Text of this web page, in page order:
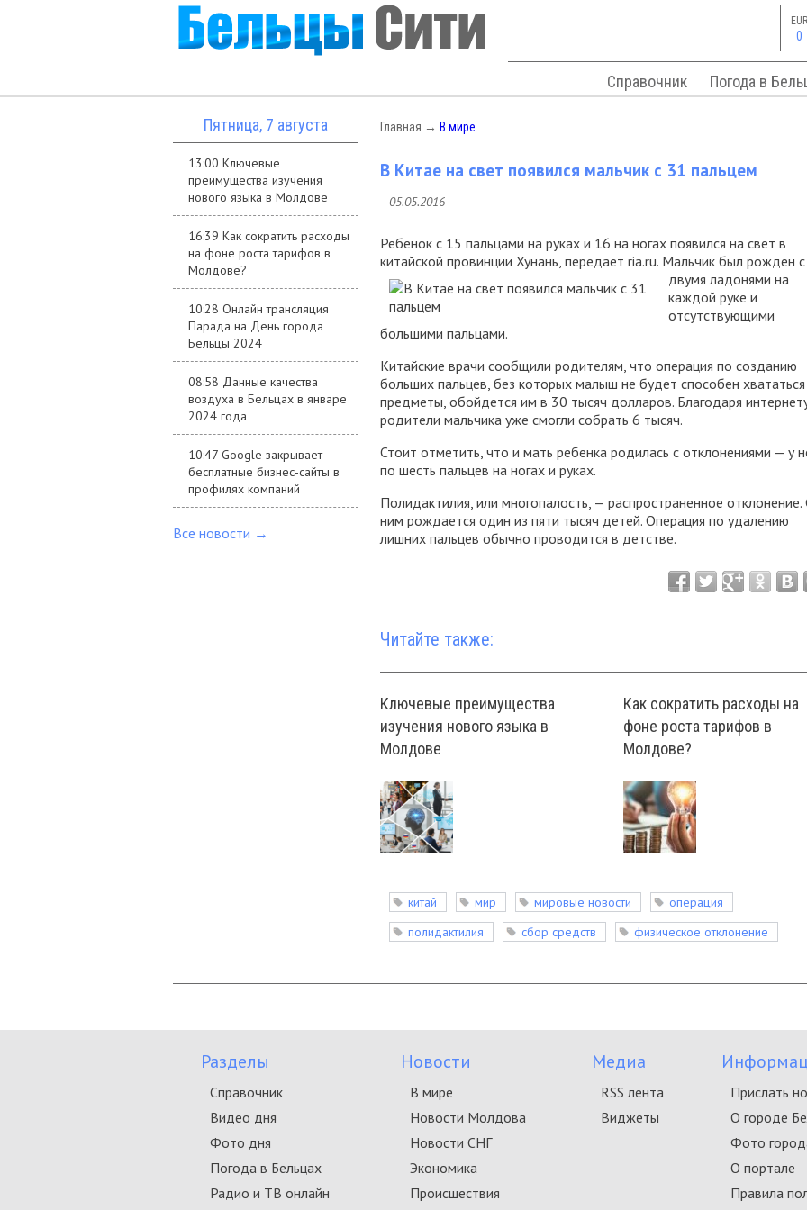
EUR
0
Справочник Погода в
Пятница, 7 августа
13:00 Ключевые
преимущества изучения
нового языка в Молдове
16:39 Как сократить расходы
на фоне роста тарифов в
Молдове?
10:28 Онлайн трансляция
Парада на День города
Бельцы 2024
08:58 Данные качества
воздуха в Бельцах в январе
2024 года
10:47 Google закрывает
бесплатные бизнес-сайты в
профилях компаний
Все новости →
Главная → В мире
В Китае на свет появился мальчик с 31 пальцем
05.05.2016
Ребенок с 15 пальцами на руках и 16 на ногах появился на свет в
китайской провинции Хунань, передает ria.ru. Мальчик был рожден с
двумя ладонями на
каждой руке и
отсутствующими
большими пальцами.
Китайские врачи сообщили родителям, что операция по созданию
больших пальцев, без которых малыш не будет способен
предметы, обойдется им в 30 тысяч долларов. Благодаря
родители мальчика уже смогли собрать 6 тысяч.
Стоит отметить, что и мать ребенка родилась с отклонениями — у
по шесть пальцев на ногах и руках.
Полидактилия, или многопалость, — распространенное отклонение.
ним рождается один из пяти тысяч детей. Операция по удалению
лишних пальцев обычно проводится в детстве.
Читайте также:
Ключевые преимущества
изучения нового языка в
Молдове
Как сократить расходы на
фоне роста тарифов в
Молдове?
китай мир мировые новости
операция
полидактилия
сбор средств физическое отклонение
Разделы
Справочник
Видео дня
Фото дня
Погода в Бельцах
Радио и ТВ онлайн
Новости
В мире
Новости Молдова
Новости СНГ
Экономика
Происшествия
Медиа
RSS лента
Виджеты
Прислать
О городе
Фото
О портале
Правила